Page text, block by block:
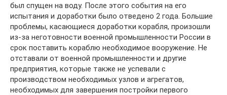
был спущен на воду. После этого события на его
испытания и доработки было отведено 2 года. Большие
проблемы, касающиеся доработки корабля, произошли
из-за неготовности военной промышленности России в
срок поставить кораблю необходимое вооружение. Не
отставали от военной промышленности и другие
предприятия, которые также не успевали с
производством необходимых узлов и агрегатов,
необходимых для завершения постройки первого